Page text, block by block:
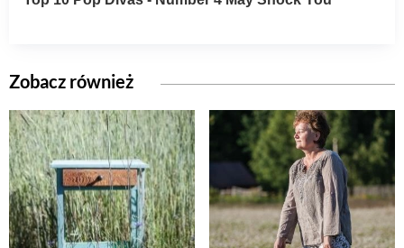
Zobacz również